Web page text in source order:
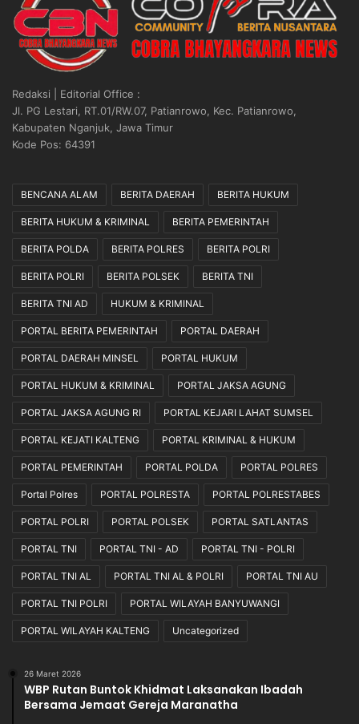
Redaksi | Editorial Office :
Jl. PG Lestari, RT.01/RW.07, Patianrowo, Kec. Patianrowo,
Kabupaten Nganjuk, Jawa Timur
Kode Pos: 64391
BENCANA ALAM BERITA DAERAH BERITA HUKUM
BERITA HUKUM & KRIMINAL BERITA PEMERINTAH
BERITA POLDA BERITA POLRES BERITA POLRI
BERITA POLRI BERITA POLSEK BERITA TNI
BERITA TNI AD HUKUM & KRIMINAL
PORTAL BERITA PEMERINTAH PORTAL DAERAH
PORTAL DAERAH MINSEL PORTAL HUKUM
PORTAL HUKUM & KRIMINAL PORTAL JAKSA AGUNG
PORTAL JAKSA AGUNG RI PORTAL KEJARI LAHAT SUMSEL
PORTAL KEJATI KALTENG PORTAL KRIMINAL & HUKUM
PORTAL PEMERINTAH PORTAL POLDA PORTAL POLRES
Portal Polres PORTAL POLRESTA PORTAL POLRESTABES
PORTAL POLRI PORTAL POLSEK PORTAL SATLANTAS
PORTAL TNI PORTAL TNI - AD PORTAL TNI - POLRI
PORTAL TNI AL PORTAL TNI AL & POLRI PORTAL TNI AU
PORTAL TNI POLRI PORTAL WILAYAH BANYUWANGI
PORTAL WILAYAH KALTENG Uncategorized
26 Maret 2026
WBP Rutan Buntok Khidmat Laksanakan Ibadah
Bersama Jemaat Gereja Maranatha